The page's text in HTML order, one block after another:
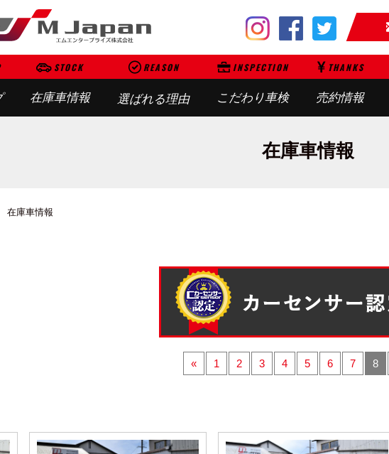
STOCK
在庫車情報
REASON
選ばれる理由
INSPECTION
こだわり車検
THANKS
売約情報
在庫車情報
在庫車情報
« 1 2 3 4 5 6 7 8